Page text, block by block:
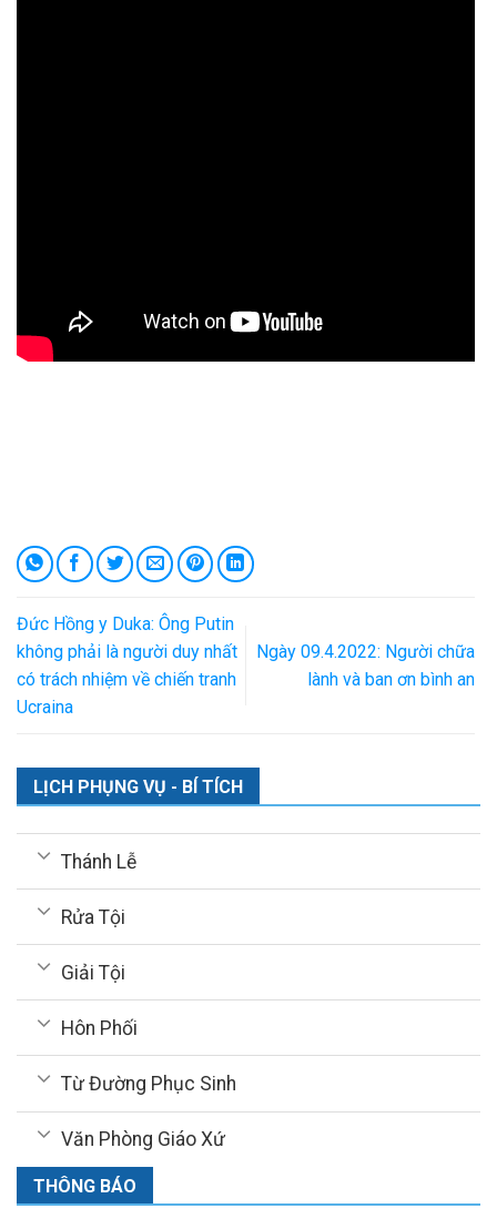
Đức Hồng y Duka: Ông Putin
không phải là người duy nhất
có trách nhiệm về chiến tranh
Ucraina
Ngày 09.4.2022: Người chữa
lành và ban ơn bình an
LỊCH PHỤNG VỤ - BÍ TÍCH
Thánh Lễ
Rửa Tội
Giải Tội
Hôn Phối
Từ Đường Phục Sinh
Văn Phòng Giáo Xứ
THÔNG BÁO